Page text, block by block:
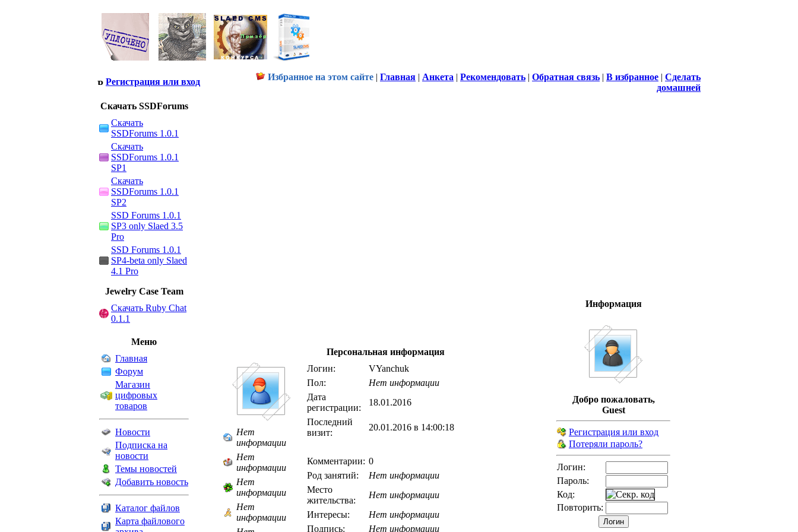
Регистрация или вход Избранное на этом сайте | Главная | Анкета | Рекомендовать | Обратная связь | В избранное | Сделать
домашней
Скачать SSDForums
Скачать
SSDForums 1.0.1
Скачать
SSDForums 1.0.1
SP1
Скачать
SSDForums 1.0.1
SP2
SSD Forums 1.0.1
SP3 only Slaed 3.5
Pro
SSD Forums 1.0.1
SP4-beta only Slaed
4.1 Pro
Jewelry Сase Team
Скачать Ruby Chat
0.1.1
Меню
Главная
Форум
Магазин
цифровых
товаров
Новости
Подписка на
новости
Темы новостей
Добавить новость
Каталог файлов
Карта файлового
Персональная информация
Логин:
VYanchuk
Пол:
Нет информации
Дата
регистрации:
18.01.2016
Последний
визит:
20.01.2016 в 14:00:18
Комментарии: 0
Род занятий:
Нет информации
Место
жительства:
Нет информации
Интересы:
Нет информации
Подпись:
Нет информации
Нет
информации
Нет
информации
Нет
информации
Нет
информации
Информация
Добро пожаловать,
Guest
Регистрация или вход
Потеряли пароль?
Логин:
Пароль:
Код:
Повторить: